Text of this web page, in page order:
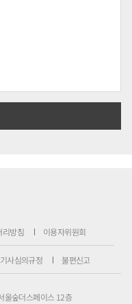
리방침 이용자위원회
기사심의규정 불편신고
울숲더스페이스 12층